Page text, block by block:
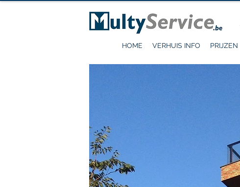
HOME VERHUIS INFO PRIJZEN